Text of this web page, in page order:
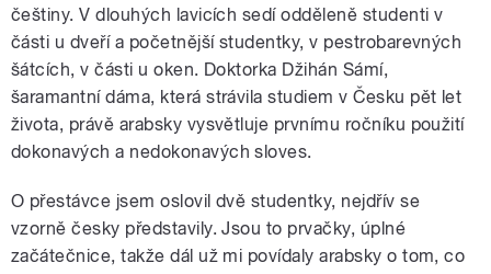
češtiny. V dlouhých lavicích sedí odděleně studenti v
části u dveří a početnější studentky, v pestrobarevných
šátcích, v části u oken. Doktorka Džihán Sámí,
šaramantní dáma, která strávila studiem v Česku pět let
života, právě arabsky vysvětluje prvnímu ročníku použití
dokonavých a nedokonavých sloves.
O přestávce jsem oslovil dvě studentky, nejdřív se
vzorně česky představily. Jsou to prvačky, úplné
začátečnice, takže dál už mi povídaly arabsky o tom, co